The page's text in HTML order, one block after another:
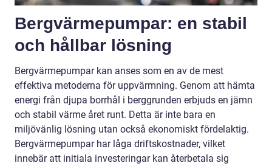
Bergvärmepumpar: en stabil
och hållbar lösning
Bergvärmepumpar kan anses som en av de mest
effektiva metoderna för uppvärmning. Genom att hämta
energi från djupa borrhål i berggrunden erbjuds en jämn
och stabil värme året runt. Detta är inte bara en
miljövänlig lösning utan också ekonomiskt fördelaktig.
Bergvärmepumpar har låga driftskostnader, vilket
innebär att initiala investeringar kan återbetala sig